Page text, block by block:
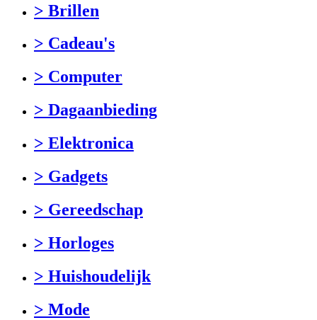
> Brillen
> Cadeau's
> Computer
> Dagaanbieding
> Elektronica
> Gadgets
> Gereedschap
> Horloges
> Huishoudelijk
> Mode